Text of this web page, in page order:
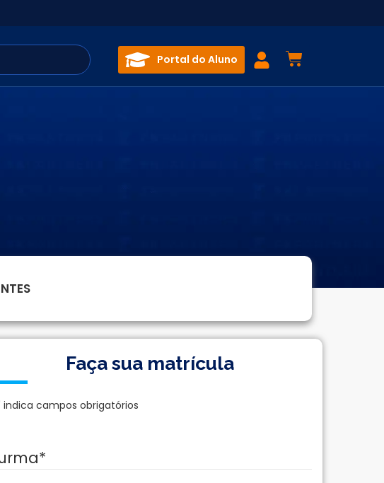
Portal do Aluno
Faça sua matrícula
indica campos obrigatórios
*